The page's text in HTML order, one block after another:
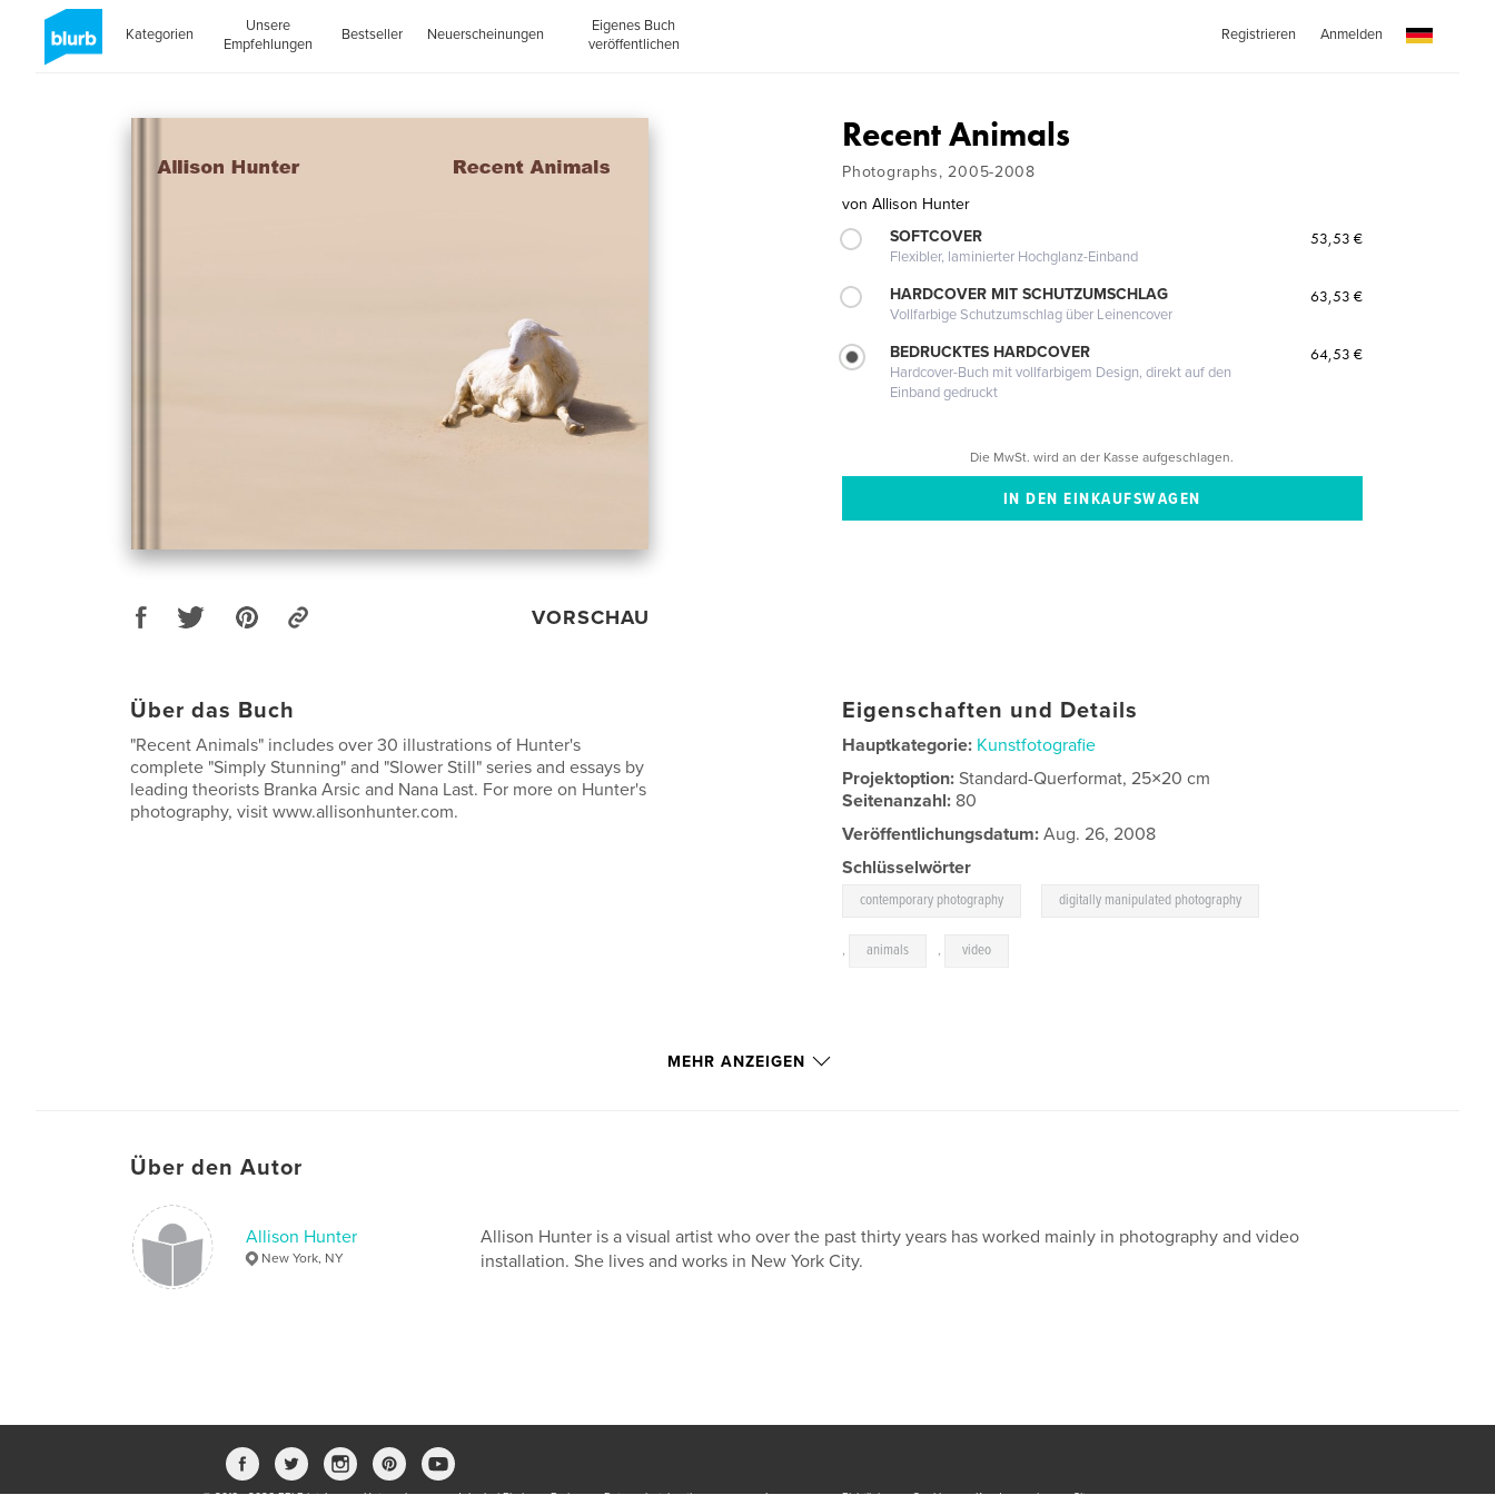
Kategorien
Unsere
Empfehlungen
Bestseller Neuerscheinungen
Eigenes Buch
veröffentlichen
Registrieren Anmelden
VORSCHAU
Recent Animals
Photographs, 2005-2008
von Allison Hunter
SOFTCOVER
Flexibler, laminierter Hochglanz-Einband
53,53 €
HARDCOVER MIT SCHUTZUMSCHLAG
Vollfarbige Schutzumschlag über Leinencover
63,53 €
BEDRUCKTES HARDCOVER
Hardcover-Buch mit vollfarbigem Design, direkt auf den
Einband gedruckt
64,53 €
Die MwSt. wird an der Kasse aufgeschlagen.
Über das Buch
"Recent Animals" includes over 30 illustrations of Hunter's
complete "Simply Stunning" and "Slower Still" series and essays by
leading theorists Branka Arsic and Nana Last. For more on Hunter's
photography, visit www.allisonhunter.com.
Eigenschaften und Details
Hauptkategorie: Kunstfotografie
Projektoption:Standard-Querformat, 25×20 cm
Seitenanzahl: 80
Veröffentlichungsdatum: Aug. 26, 2008
Schlüsselwörter
contemporary photography digitally manipulated photography
, animals , video
MEHR ANZEIGEN
Über den Autor
Allison Hunter
New York, NY
Allison Hunter is a visual artist who over the past thirty years has worked mainly in photography and video
installation. She lives and works in New York City.